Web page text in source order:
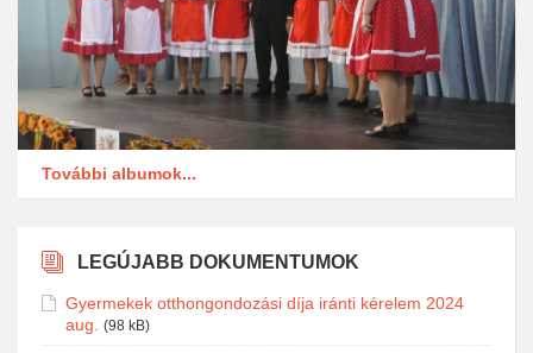
További albumok...
LEGÚJABB DOKUMENTUMOK
Gyermekek otthongondozási díja iránti kérelem 2024
aug.
(98 kB)